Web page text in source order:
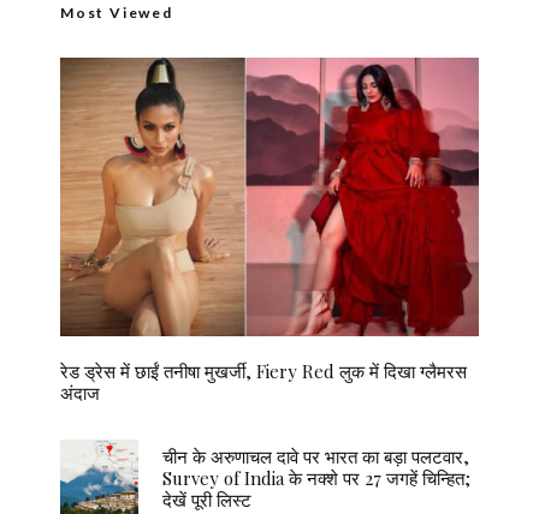
Most Viewed
रेड ड्रेस में छाईं तनीषा मुखर्जी, Fiery Red लुक में दिखा ग्लैमरस
अंदाज
चीन के अरुणाचल दावे पर भारत का बड़ा पलटवार,
Survey of India के नक्शे पर 27 जगहें चिन्हित;
देखें पूरी लिस्ट